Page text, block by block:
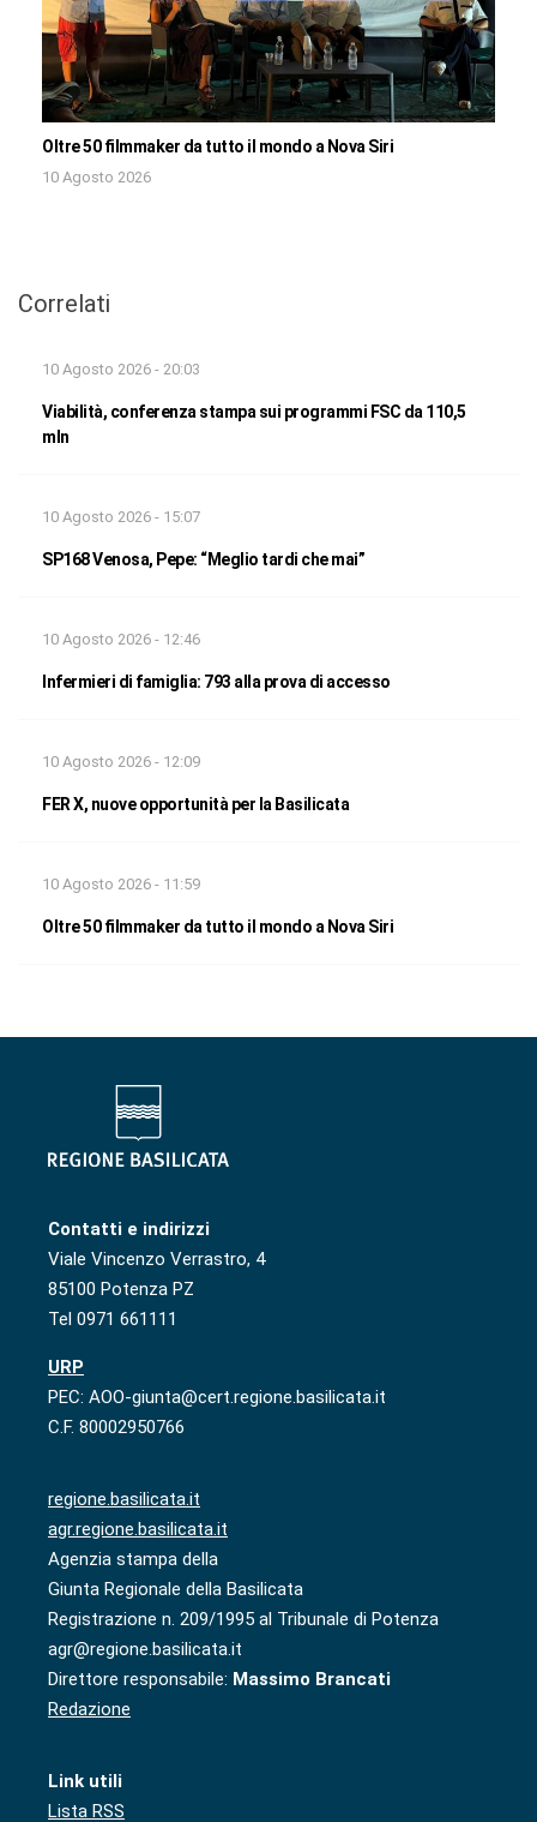
Oltre 50 filmmaker da tutto il mondo a Nova Siri
10 Agosto 2026
Correlati
10 Agosto 2026 - 20:03
Viabilità, conferenza stampa sui programmi FSC da 110,5
mln
10 Agosto 2026 - 15:07
SP168 Venosa, Pepe: “Meglio tardi che mai”
10 Agosto 2026 - 12:46
Infermieri di famiglia: 793 alla prova di accesso
10 Agosto 2026 - 12:09
FER X, nuove opportunità per la Basilicata
10 Agosto 2026 - 11:59
Oltre 50 filmmaker da tutto il mondo a Nova Siri
Contatti e indirizzi
Viale Vincenzo Verrastro, 4
85100 Potenza PZ
Tel 0971 661111
URP
PEC: AOO-giunta@cert.regione.basilicata.it
C.F. 80002950766
regione.basilicata.it
agr.regione.basilicata.it
Agenzia stampa della
Giunta Regionale della Basilicata
Registrazione n. 209/1995 al Tribunale di Potenza
agr@regione.basilicata.it
Direttore responsabile: Massimo Brancati
Redazione
Link utili
Lista RSS